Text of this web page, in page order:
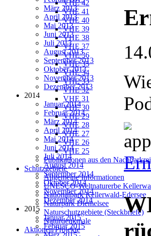
VHE 42
VHE 41
VHE 40
VHE 39
VHE 38
VHE 37
VHE 36
VHE 35
VHE 34
VHE 33
VHE 32
VHE 31
VHE 30
VHE 29
VHE 28
VHE 27
VHE 26
VHE 25
Publikationen aus den
Schutzgebiete
Allgemeine Informationen
UNESCO-Weltnaturerbe
Nationalpark Kellerwald-Edersee
Naturpark Diemelsee
Naturschutzgebiete (Steckbriefe)
Naturdenkmale
Aktionen/Projekte
März 2013
April 2013
Mai 2013
Juni 2013
Juli 2013
August 2013
September 2013
Oktober 2013
November 2013
Dezember 2013
2014
Januar 2014
Februar 2014
März 2014
April 2014
Mai 2014
Juni 2014
Juli 2014
August 2014
September 2014
Oktober 2014
November 2014
Dezember 2014
2015
Januar 2015
Februar 2015